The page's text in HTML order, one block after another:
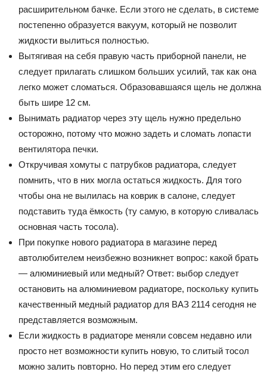
расширительном бачке. Если этого не сделать, в системе
постепенно образуется вакуум, который не позволит
жидкости вылиться полностью.
Вытягивая на себя правую часть приборной панели, не
следует прилагать слишком больших усилий, так как она
легко может сломаться. Образовавшаяся щель не должна
быть шире 12 см.
Вынимать радиатор через эту щель нужно предельно
осторожно, потому что можно задеть и сломать лопасти
вентилятора печки.
Откручивая хомуты с патрубков радиатора, следует
помнить, что в них могла остаться жидкость. Для того
чтобы она не вылилась на коврик в салоне, следует
подставить туда ёмкость (ту самую, в которую сливалась
основная часть тосола).
При покупке нового радиатора в магазине перед
автолюбителем неизбежно возникнет вопрос: какой брать
— алюминиевый или медный? Ответ: выбор следует
остановить на алюминиевом радиаторе, поскольку купить
качественный медный радиатор для ВАЗ 2114 сегодня не
представляется возможным.
Если жидкость в радиаторе меняли совсем недавно или
просто нет возможности купить новую, то слитый тосол
можно залить повторно. Но перед этим его следует